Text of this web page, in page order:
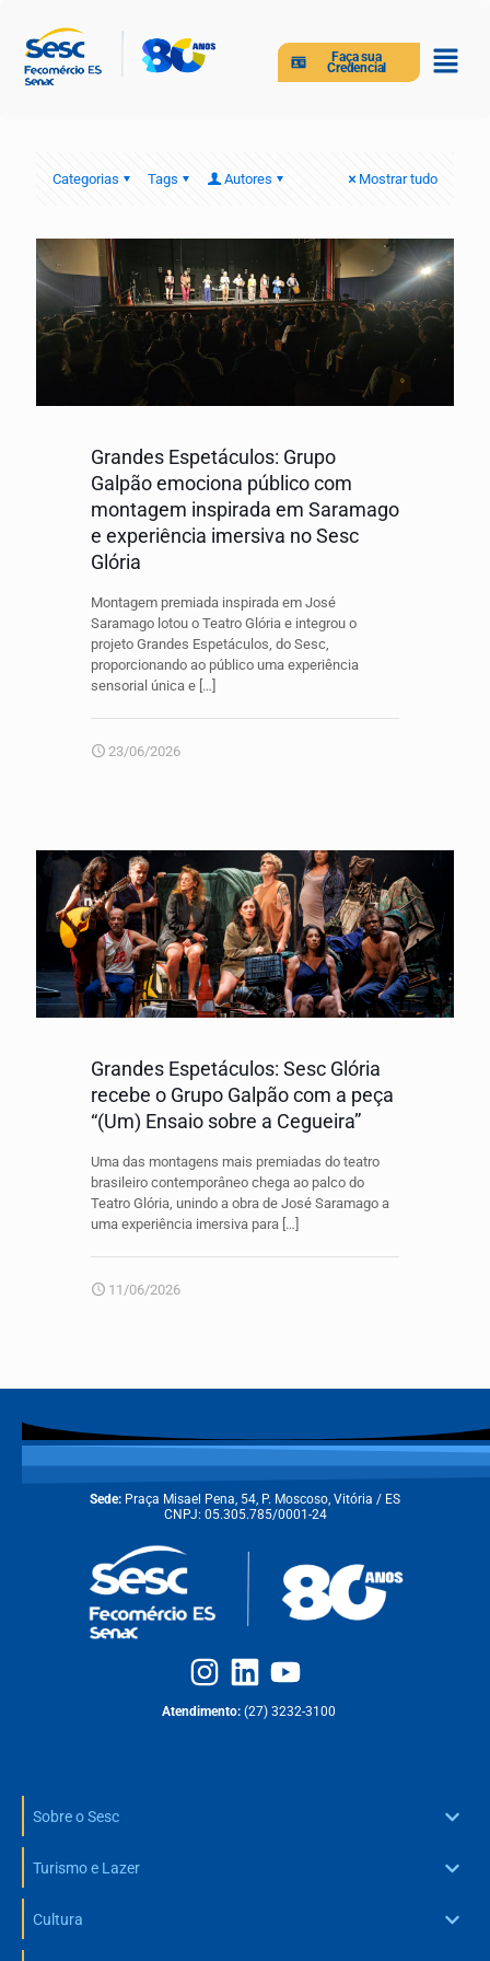
Faça sua
Credencial
Categorias Tags Autores Mostrar tudo
Grandes Espetáculos: Grupo
Galpão emociona público com
montagem inspirada em Saramago
e experiência imersiva no Sesc
Glória
Montagem premiada inspirada em José
Saramago lotou o Teatro Glória e integrou o
projeto Grandes Espetáculos, do Sesc,
proporcionando ao público uma experiência
sensorial única e […]
23/06/2026
Grandes Espetáculos: Sesc Glória
recebe o Grupo Galpão com a peça
“(Um) Ensaio sobre a Cegueira”
Uma das montagens mais premiadas do teatro
brasileiro contemporâneo chega ao palco do
Teatro Glória, unindo a obra de José Saramago a
uma experiência imersiva para […]
11/06/2026
Sede: Praça Misael Pena, 54, P. Moscoso, Vitória / ES
CNPJ: 05.305.785/0001-24
Atendimento: (27) 3232-3100
Sobre o Sesc
Turismo e Lazer
Cultura